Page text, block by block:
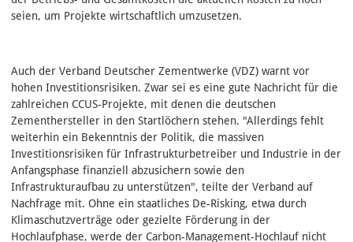
seien, um Projekte wirtschaftlich umzusetzen.
Auch der Verband Deutscher Zementwerke (VDZ) warnt vor
hohen Investitionsrisiken. Zwar sei es eine gute Nachricht für die
zahlreichen CCUS-Projekte, mit denen die deutschen
Zementhersteller in den Startlöchern stehen. "Allerdings fehlt
weiterhin ein Bekenntnis der Politik, die massiven
Investitionsrisiken für Infrastrukturbetreiber und Industrie in der
Anfangsphase finanziell abzusichern sowie den
Infrastrukturaufbau zu unterstützen", teilte der Verband auf
Nachfrage mit. Ohne ein staatliches De-Risking, etwa durch
Klimaschutzverträge oder gezielte Förderung in der
Hochlaufphase, werde der Carbon-Management-Hochlauf nicht